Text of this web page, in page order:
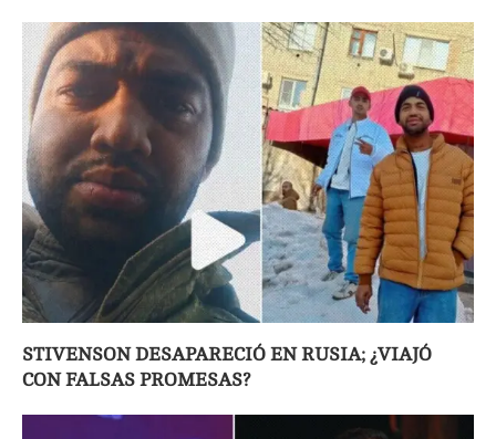
STIVENSON DESAPARECIÓ EN RUSIA; ¿VIAJÓ
CON FALSAS PROMESAS?